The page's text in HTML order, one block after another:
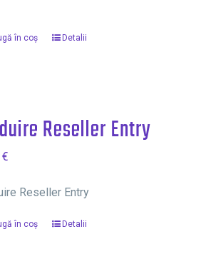
în coș Detalii
Reseller Entry
€
Reseller Entry
în coș Detalii